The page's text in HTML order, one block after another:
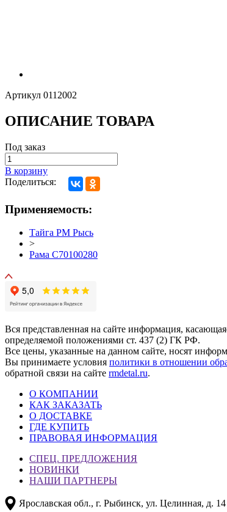
Артикул 0112002
ОПИСАНИЕ ТОВАРА
Под заказ
В корзину
Поделиться:
Применяемость:
Тайга РМ Рысь
>
Рама C70100280
Вся представленная на сайте информация,
определяемой положениями ст. 437 (2) ГК РФ.
Все цены, указанные на данном сайте, носят
Вы принимаете условия политики в отношении
обратной связи на сайте rmdetal.ru.
О КОМПАНИИ
КАК ЗАКАЗАТЬ
О ДОСТАВКЕ
ГДЕ КУПИТЬ
ПРАВОВАЯ ИНФОРМАЦИЯ
СПЕЦ. ПРЕДЛОЖЕНИЯ
НОВИНКИ
НАШИ ПАРТНЕРЫ
Ярославская обл., г. Рыбинск, ул. Целинная, д. 14